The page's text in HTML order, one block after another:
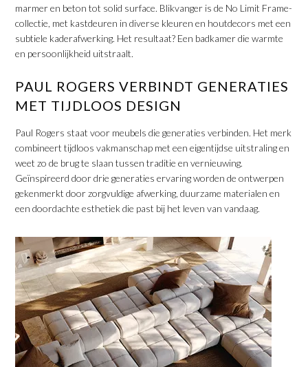
marmer en beton tot solid surface. Blikvanger is de No Limit Frame-
collectie, met kastdeuren in diverse kleuren en houtdecors met een
subtiele kaderafwerking. Het resultaat? Een badkamer die warmte
en persoonlijkheid uitstraalt.
​PAUL ROGERS VERBINDT GENERATIES
MET TIJDLOOS DESIGN
Paul Rogers staat voor meubels die generaties verbinden. Het merk
combineert tijdloos vakmanschap met een eigentijdse uitstraling en
weet zo de brug te slaan tussen traditie en vernieuwing.
Geïnspireerd door drie generaties ervaring worden de ontwerpen
gekenmerkt door zorgvuldige afwerking, duurzame materialen en
een doordachte esthetiek die past bij het leven van vandaag.